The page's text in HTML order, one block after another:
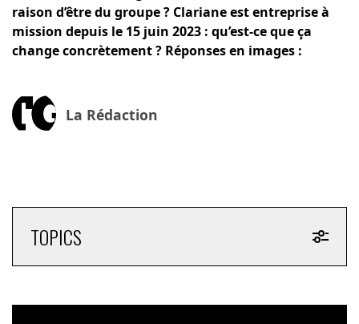
raison d’être du groupe ? Clariane est entreprise à
mission depuis le 15 juin 2023 : qu’est-ce que ça
change concrètement ? Réponses en images :
La Rédaction
TOPICS